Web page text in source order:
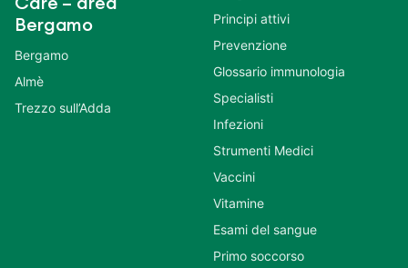
Bergamo
Bergamo
Almè
Trezzo sull’Adda
Principi attivi
Prevenzione
Glossario immunologia
Specialisti
Infezioni
Strumenti Medici
Vaccini
Vitamine
Esami del sangue
Primo soccorso